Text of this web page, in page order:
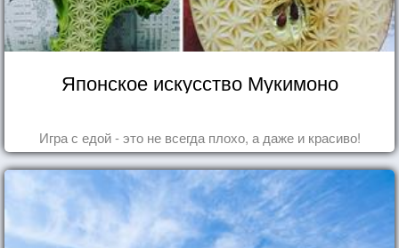
Японское искусство Мукимоно
Игра с едой - это не всегда плохо, а даже и красиво!